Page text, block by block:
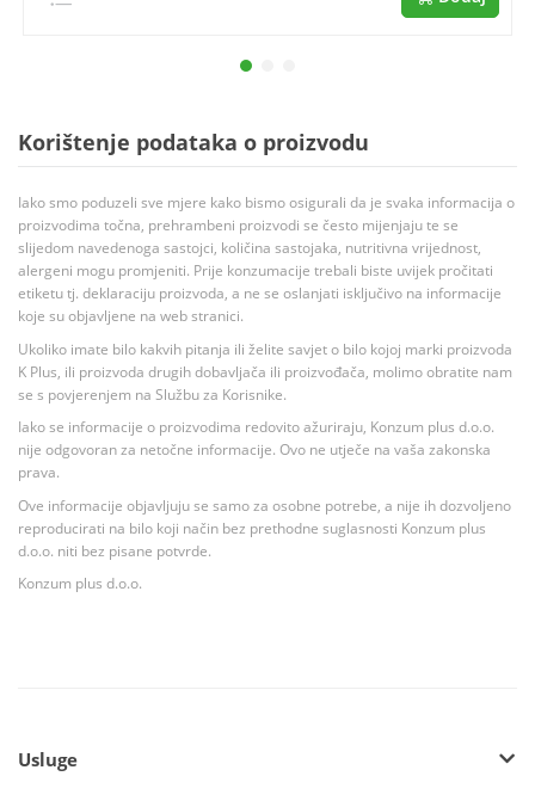
Korištenje podataka o proizvodu
Iako smo poduzeli sve mjere kako bismo osigurali da je svaka informacija o
proizvodima točna, prehrambeni proizvodi se često mijenjaju te se
slijedom navedenoga sastojci, količina sastojaka, nutritivna vrijednost,
alergeni mogu promjeniti. Prije konzumacije trebali biste uvijek pročitati
etiketu tj. deklaraciju proizvoda, a ne se oslanjati isključivo na informacije
koje su objavljene na web stranici.
Ukoliko imate bilo kakvih pitanja ili želite savjet o bilo kojoj marki proizvoda
K Plus, ili proizvoda drugih dobavljača ili proizvođača, molimo obratite nam
se s povjerenjem na Službu za Korisnike.
Iako se informacije o proizvodima redovito ažuriraju, Konzum plus d.o.o.
nije odgovoran za netočne informacije. Ovo ne utječe na vaša zakonska
prava.
Ove informacije objavljuju se samo za osobne potrebe, a nije ih dozvoljeno
reproducirati na bilo koji način bez prethodne suglasnosti Konzum plus
d.o.o. niti bez pisane potvrde.
Konzum plus d.o.o.
Usluge